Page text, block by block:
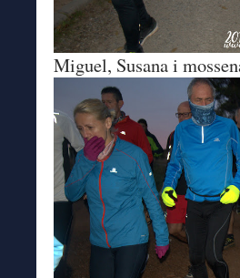
Miguel, Susana i